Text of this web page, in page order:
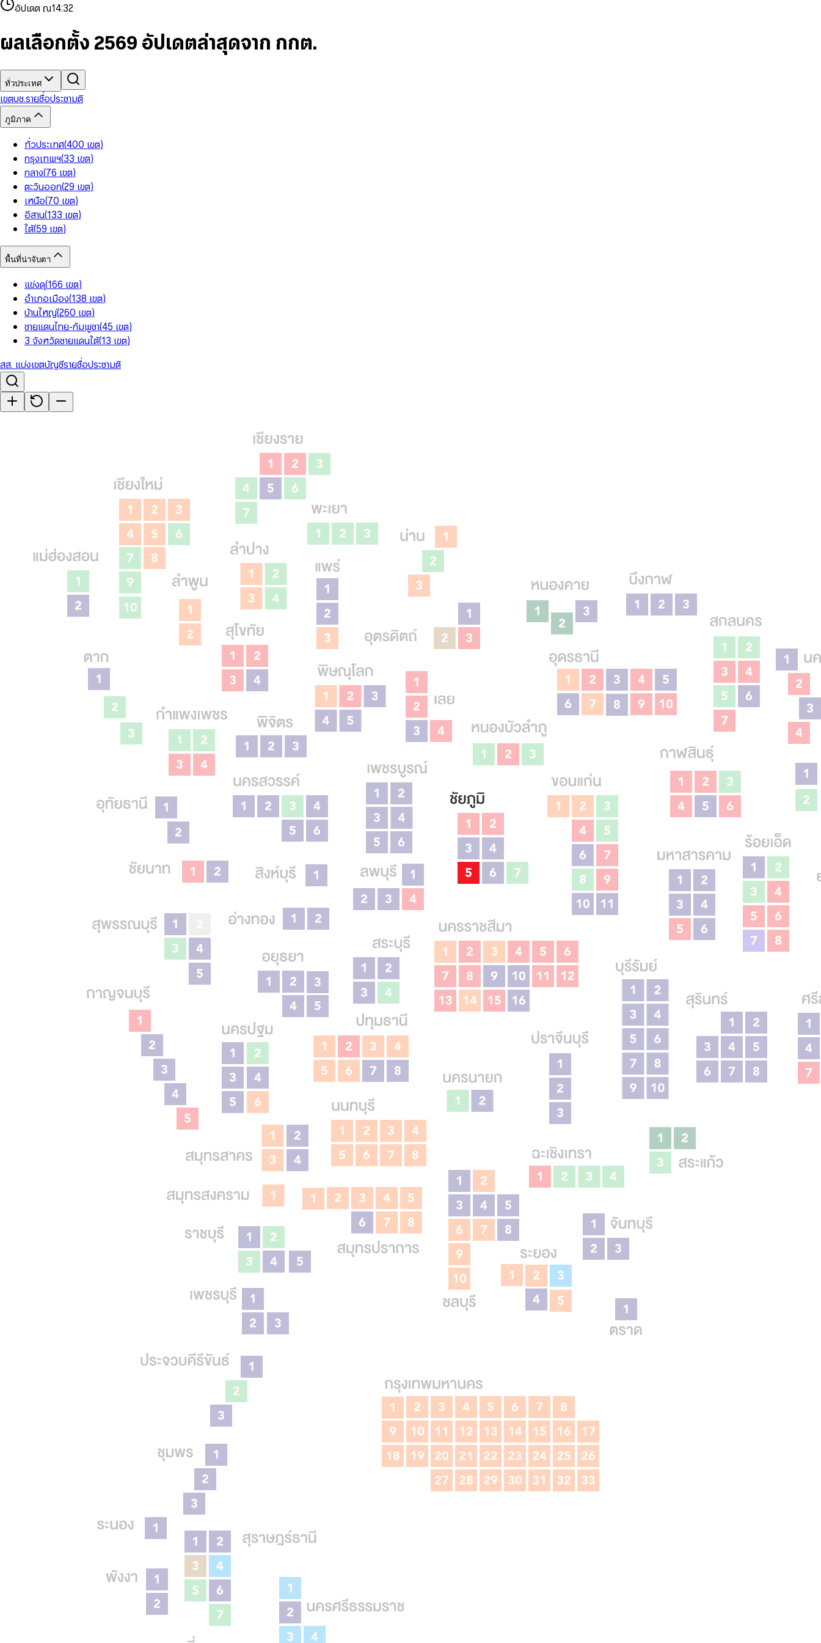
9 9
5
7
8
993
5
6
8
9
84
6
7
9
3
5
6
8
9
7
9
อัปเดต ณ14:32
ผลเลือกตั้ง 2569 อัปเดตล่าสุดจาก กกต.
ทั่วประเทศ
เขตบช.รายชื่อประชามติ
ภูมิภาค
ทั่วประเทศ(400 เขต)
กรุงเทพฯ(33 เขต)
กลาง(76 เขต)
ตะวันออก(29 เขต)
เหนือ(70 เขต)
อีสาน(133 เขต)
ใต้(59 เขต)
พื้นที่น่าจับตา
แข่งดุ(166 เขต)
อำเภอเมือง(138 เขต)
บ้านใหญ่(260 เขต)
ชายแดนไทย-กัมพูชา(45 เขต)
3 จังหวัดชายแดนใต้(13 เขต)
สส. แบ่งเขตบัญชีรายชื่อประชามติ